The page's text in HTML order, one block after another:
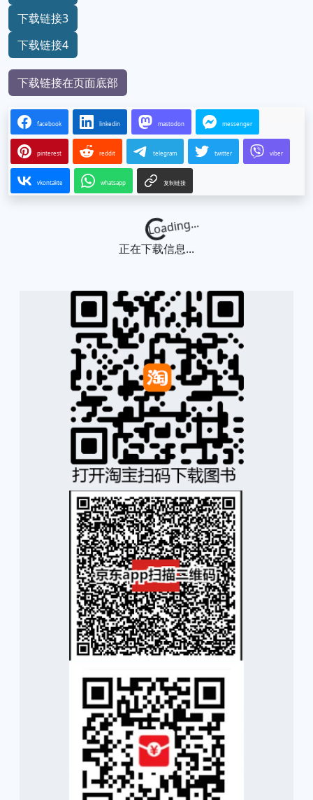
下载链接3
下载链接4
下载链接在页面底部
facebook linkedin mastodon messenger
pinterest reddit telegram twitter viber
vkontakte whatsapp 复制链接
Loading...
正在下载信息...